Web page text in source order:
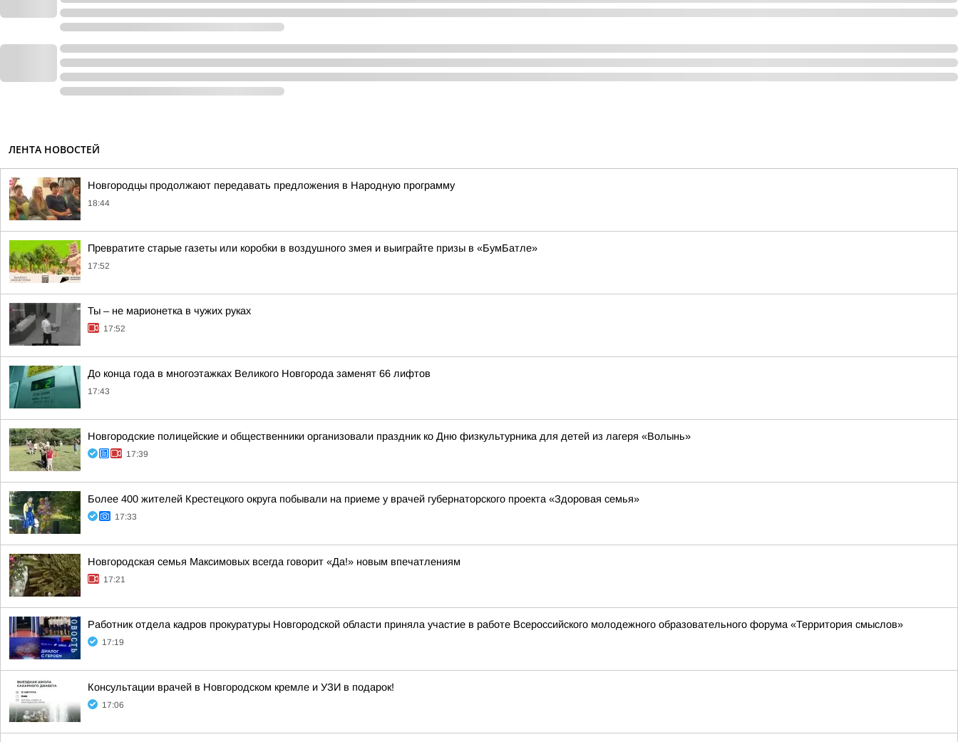
ЛЕНТА НОВОСТЕЙ
Новгородцы продолжают передавать предложения в Народную программу
18:44
Превратите старые газеты или коробки в воздушного змея и выиграйте призы в «БумБатле»
17:52
Ты – не марионетка в чужих руках
17:52
До конца года в многоэтажках Великого Новгорода заменят 66 лифтов
17:43
Новгородские полицейские и общественники организовали праздник ко Дню физкультурника для детей из лагеря «Волынь»
17:39
Более 400 жителей Крестецкого округа побывали на приеме у врачей губернаторского проекта «Здоровая семья»
17:33
Новгородская семья Максимовых всегда говорит «Да!» новым впечатлениям
17:21
Работник отдела кадров прокуратуры Новгородской области приняла участие в работе Всероссийского молодежного образовательного форума «Территория смыслов»
17:19
Консультации врачей в Новгородском кремле и УЗИ в подарок!
17:06